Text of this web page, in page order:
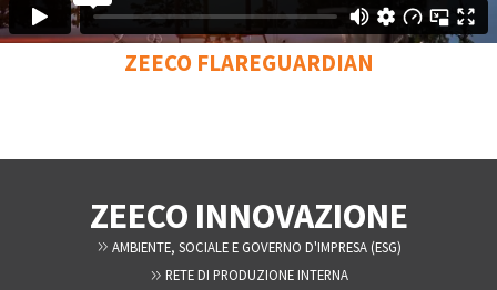
ZEECO FLAREGUARDIAN
ZEECO INNOVAZIONE
AMBIENTE, SOCIALE E GOVERNO D'IMPRESA (ESG)
RETE DI PRODUZIONE INTERNA